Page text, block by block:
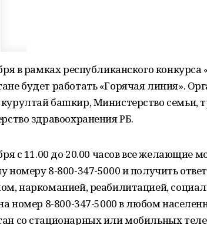
в рамках республиканского конкурса
будет работать «Горячая линия».
башкир, Министерство семьи,
здравоохранения РБ.
с 11.00 до 20.00 часов все желающие
номеру 8-800-347-5000 и получить
наркоманией, реабилитацией,
номер 8-800-347-5000 в любом
со стационарных или мобильных